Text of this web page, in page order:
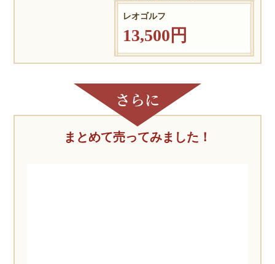
レオゴルフ
13,500円
まとめて売ってみました！